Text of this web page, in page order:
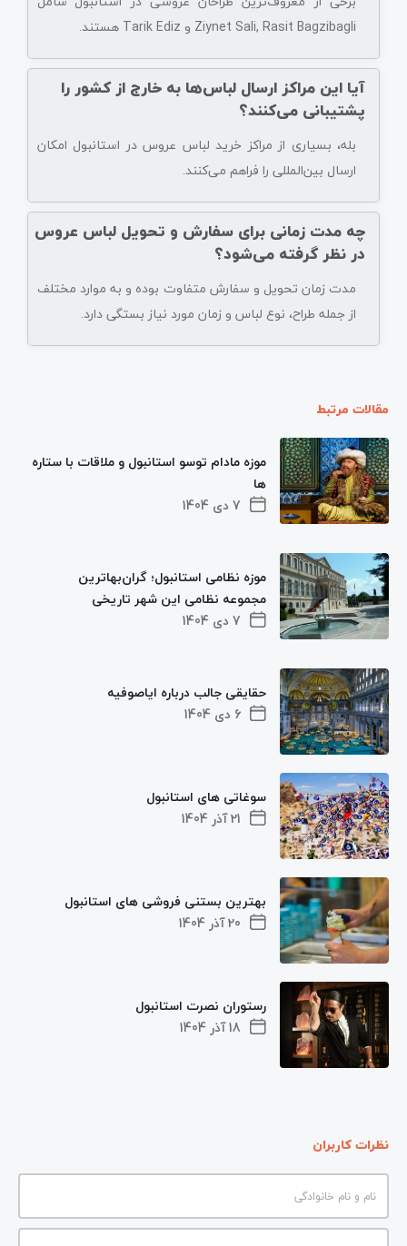
Ziynet Sali, Rasit Bagzibagli و Tarik Ediz هستند.
آیا این مراکز ارسال لباس‌ها به خارج از کشور را
پشتیبانی می‌کنند؟
بله، بسیاری از مراکز خرید لباس عروس در استانبول امکان
ارسال بین‌المللی را فراهم می‌کنند.
چه مدت زمانی برای سفارش و تحویل لباس عروس
در نظر گرفته می‌شود؟
مدت زمان تحویل و سفارش متفاوت بوده و به موارد مختلف
از جمله طراح، نوع لباس و زمان مورد نیاز بستگی دارد.
مقالات مرتبط
7 دی 1404
موزه مادام توسو استانبول و ملاقات با ستاره
ها
7 دی 1404
موزه نظامی استانبول؛ گران‌بهاترین
مجموعه نظامی این شهر تاریخی
6 دی 1404
حقایقی جالب درباره ایاصوفیه
21 آذر 1404
سوغاتی های استانبول
20 آذر 1404
بهترین بستنی فروشی های استانبول
18 آذر 1404
رستوران نصرت استانبول
نظرات کاربران